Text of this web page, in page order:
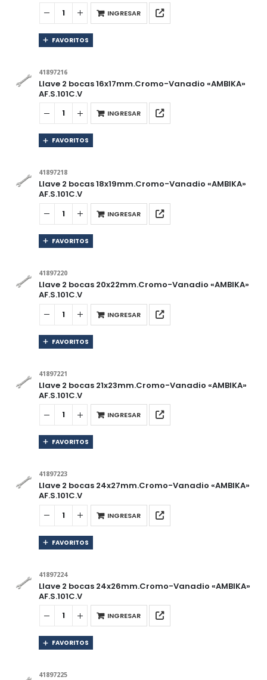
INGRESAR
FAVORITOS
41897216
Llave 2 bocas 16x17mm.Cromo-Vanadio «AMBIKA»
AF.S.101C.V
INGRESAR
FAVORITOS
41897218
Llave 2 bocas 18x19mm.Cromo-Vanadio «AMBIKA»
AF.S.101C.V
INGRESAR
FAVORITOS
41897220
Llave 2 bocas 20x22mm.Cromo-Vanadio «AMBIKA»
AF.S.101C.V
INGRESAR
FAVORITOS
41897221
Llave 2 bocas 21x23mm.Cromo-Vanadio «AMBIKA»
AF.S.101C.V
INGRESAR
FAVORITOS
41897223
Llave 2 bocas 24x27mm.Cromo-Vanadio «AMBIKA»
AF.S.101C.V
INGRESAR
FAVORITOS
41897224
Llave 2 bocas 24x26mm.Cromo-Vanadio «AMBIKA»
AF.S.101C.V
INGRESAR
FAVORITOS
41897225